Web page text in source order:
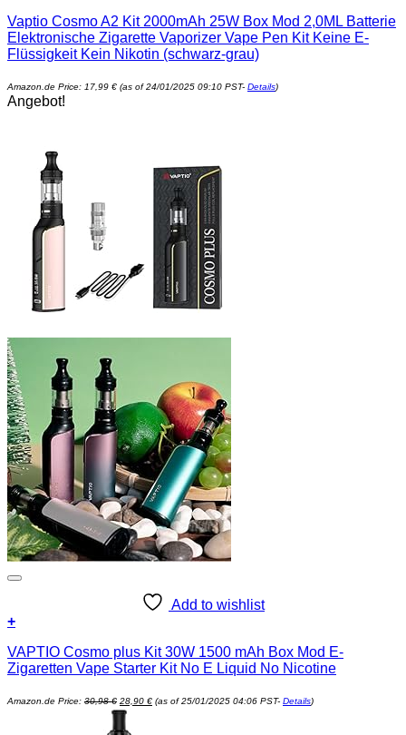
Vaptio Cosmo A2 Kit 2000mAh 25W Box Mod 2,0ML Batterie
Elektronische Zigarette Vaporizer Vape Pen Kit Keine E-
Flüssigkeit Kein Nikotin (schwarz-grau)
Amazon.de Price: 17,99 € (as of 24/01/2025 09:10 PST- Details)
Angebot!
Add to wishlist
+
VAPTIO Cosmo plus Kit 30W 1500 mAh Box Mod E-
Zigaretten Vape Starter Kit No E Liquid No Nicotine
Amazon.de Price: 30,98€
Ursprünglicher
Preis
war:
30,98 €
28,90 €
Aktueller
Preis
(as of 25/01/2025 04:06 PST- Details)